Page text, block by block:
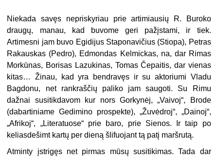
Niekada savęs nepriskyriau prie artimiausių R. Buroko
draugų, manau, kad buvome geri pažįstami, ir tiek.
Artimesni jam buvo Egidijus Staponavičius (Stiopa), Petras
Rakauskas (Pedro), Edmondas Kelmickas, na, dar Rimas
Morkūnas, Borisas Lazukinas, Tomas Čepaitis, dar vienas
kitas… Žinau, kad yra bendravęs ir su aktoriumi Vladu
Bagdonu, net rankraščių paliko jam saugoti. Su Rimu
dažnai susitikdavom kur nors Gorkynėj, „Vaivoj“, Brode
(dabartiniame Gedimino prospekte), „Žuvėdroj“, „Dainoj“,
„Afrikoj“, „Literatuose“ prie baro, prie Sienos. Ir taip po
keliasdešimt kartų per dieną šlifuojant tą patį maršrutą.
Atminty įstrigęs net pirmas mūsų susitikimas. Tada dar